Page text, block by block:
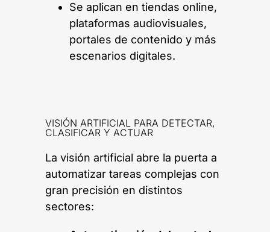
Se aplican en tiendas online,
plataformas audiovisuales,
portales de contenido y más
escenarios digitales.
VISIÓN ARTIFICIAL PARA DETECTAR,
CLASIFICAR Y ACTUAR
La visión artificial abre la puerta a
automatizar tareas complejas con
gran precisión en distintos
sectores: